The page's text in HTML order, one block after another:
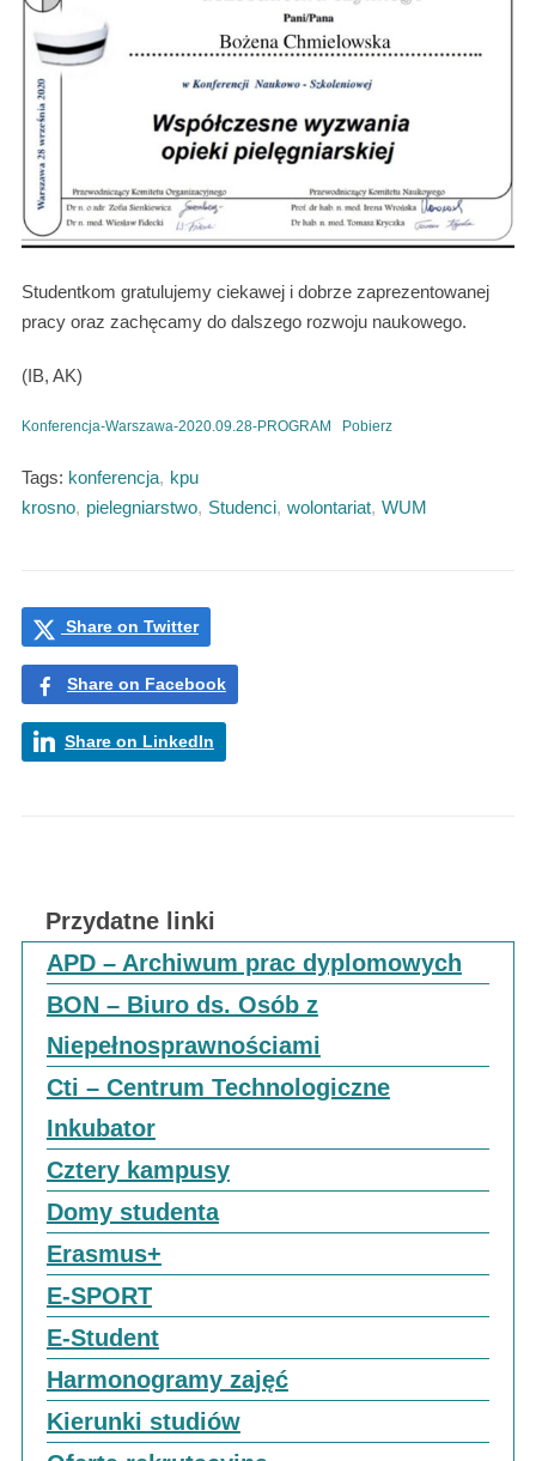
Studentkom gratulujemy ciekawej i dobrze zaprezentowanej
pracy oraz zachęcamy do dalszego rozwoju naukowego.
(IB, AK)
Konferencja-Warszawa-2020.09.28-PROGRAM Pobierz
Tags: konferencja, kpu
krosno, pielegniarstwo, Studenci, wolontariat, WUM
Share on Twitter
Share on Facebook
Share on LinkedIn
Przydatne linki
APD – Archiwum prac dyplomowych
BON – Biuro ds. Osób z
Niepełnosprawnościami
Cti – Centrum Technologiczne
Inkubator
Cztery kampusy
Domy studenta
Erasmus+
E-SPORT
E-Student
Harmonogramy zajęć
Kierunki studiów